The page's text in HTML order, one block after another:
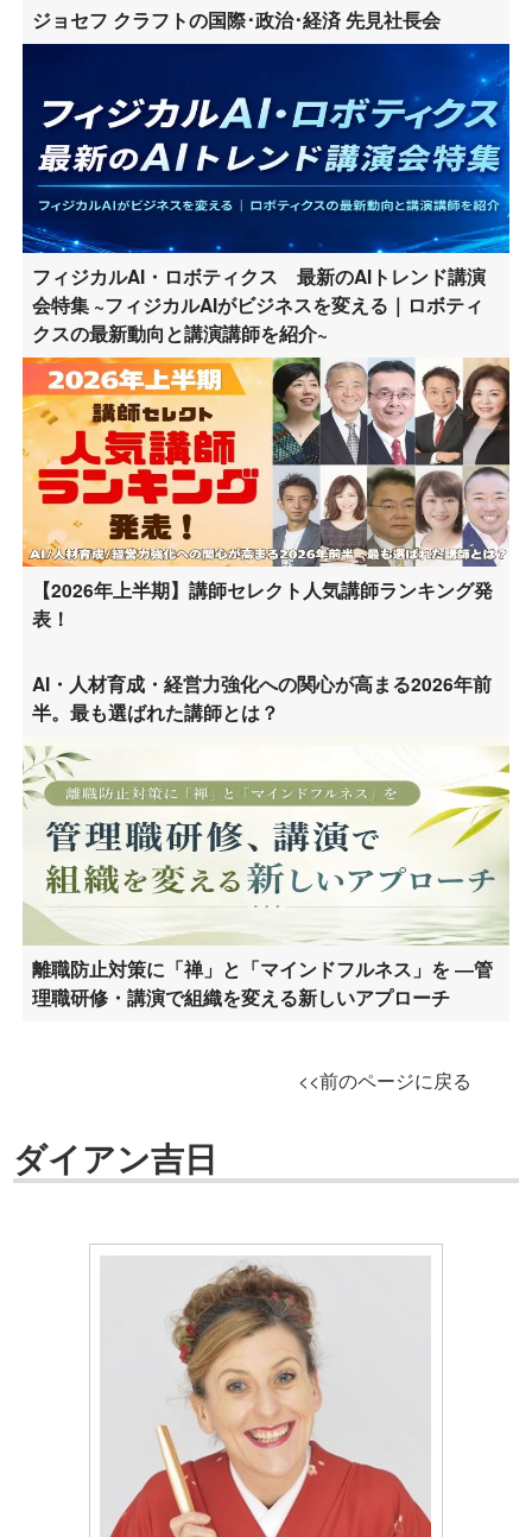
ジョセフ クラフトの国際･政治･経済 先見社長会
フィジカルAI・ロボティクス 最新のAIトレンド講演
会特集 ~フィジカルAIがビジネスを変える｜ロボティ
クスの最新動向と講演講師を紹介~
【2026年上半期】講師セレクト人気講師ランキング発
表！
AI・人材育成・経営力強化への関心が高まる2026年前
半。最も選ばれた講師とは？
離職防止対策に「禅」と「マインドフルネス」を ―管
理職研修・講演で組織を変える新しいアプローチ
<<前のページに戻る
ダイアン吉日